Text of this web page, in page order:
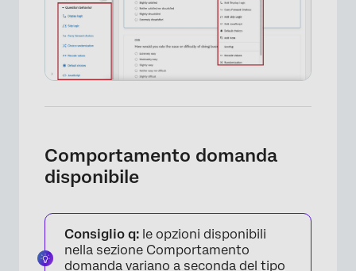
Comportamento domanda
disponibile
Consiglio q: le opzioni disponibili
nella sezione Comportamento
domanda variano a seconda del tipo